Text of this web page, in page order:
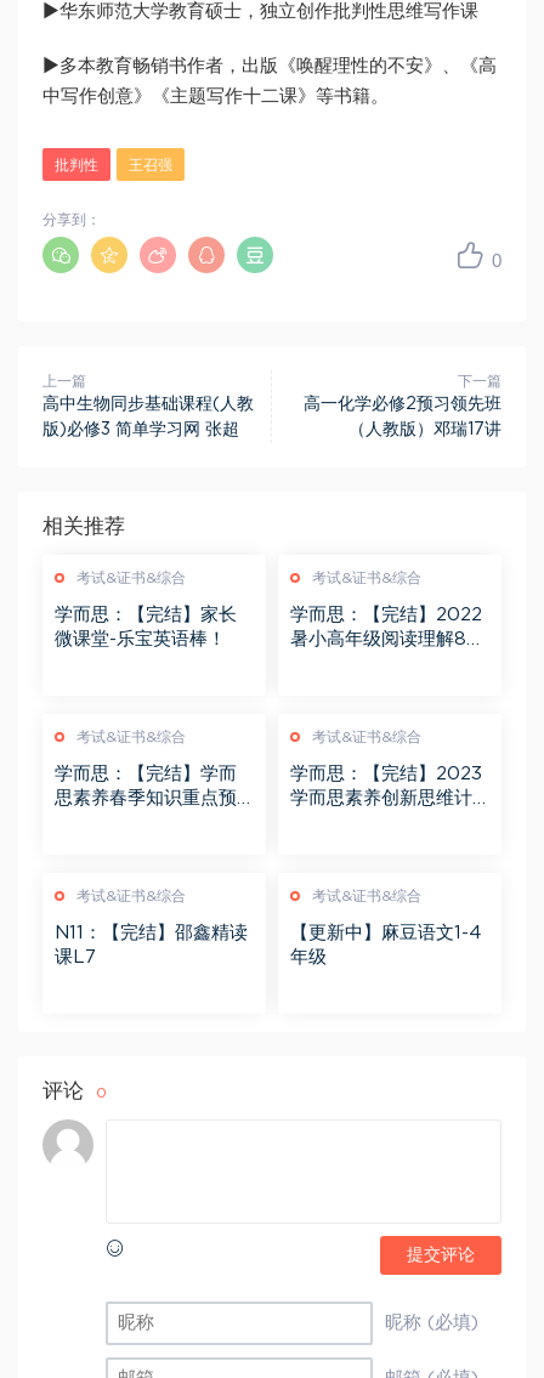
▶华东师范大学教育硕士，独立创作批判性思维写作课
▶多本教育畅销书作者，出版《唤醒理性的不安》、《高
中写作创意》《主题写作十二课》等书籍。
批判性 王召强
0
分享到：
上一篇
高中生物同步基础课程(人教
版)必修3 简单学习网 张超
下一篇
高一化学必修2预习领先班
（人教版）邓瑞17讲
相关推荐
考试&证书&综合
学而思：【完结】家长
微课堂-乐宝英语棒！
考试&证书&综合
学而思：【完结】2022
暑小高年级阅读理解8大
考试&证书&综合
学而思：【完结】学而
思素养春季知识重点预
考试&证书&综合
学而思：【完结】2023
学而思素养创新思维计
考试&证书&综合
N11：【完结】邵鑫精读
课L7
考试&证书&综合
【更新中】麻豆语文1-4
年级
评论 0
提交评论
昵称 (必填)